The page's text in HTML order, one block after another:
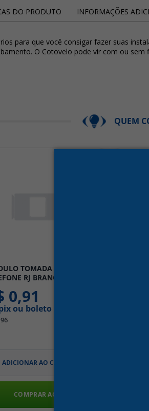
DO PRODUTO INFORMAÇÕES
para que você consigar fazer suas
O Cotovelo pode vir com ou sem
QUEM
TOMADA PARA
RJ BRANCO ARIA -
0,91
ou boleto
ADICIONAR AO CARRINHO
COMPRAR AGORA